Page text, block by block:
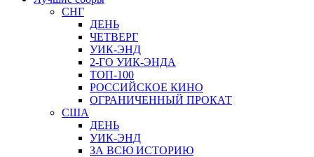
СНГ
ДЕНЬ
ЧЕТВЕРГ
УИК-ЭНД
2-ГО УИК-ЭНДА
ТОП-100
РОССИЙСКОЕ КИНО
ОГРАНИЧЕННЫЙ ПРОКАТ
США
ДЕНЬ
УИК-ЭНД
ЗА ВСЮ ИСТОРИЮ